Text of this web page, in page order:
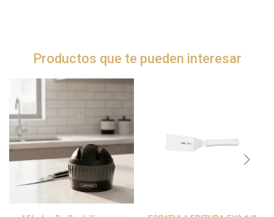
Productos que te pueden interesar